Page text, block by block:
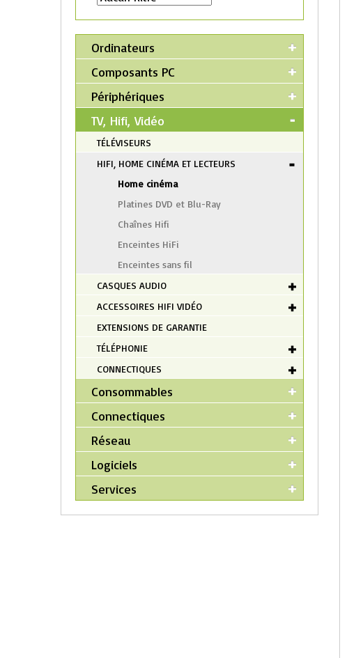
Ordinateurs
Composants PC
Périphériques
TV, Hifi, Vidéo
TÉLÉVISEURS
HIFI, HOME CINÉMA ET LECTEURS
Home cinéma
Platines DVD et Blu-Ray
Chaînes Hifi
Enceintes HiFi
Enceintes sans fil
CASQUES AUDIO
ACCESSOIRES HIFI VIDÉO
EXTENSIONS DE GARANTIE
TÉLÉPHONIE
CONNECTIQUES
Consommables
Connectiques
Réseau
Logiciels
Services